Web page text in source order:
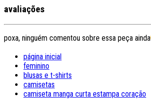
avaliações
poxa, ninguém comentou sobre essa peça ainda
página inicial
feminino
blusas e t-shirts
camisetas
camiseta manga curta estampa coração